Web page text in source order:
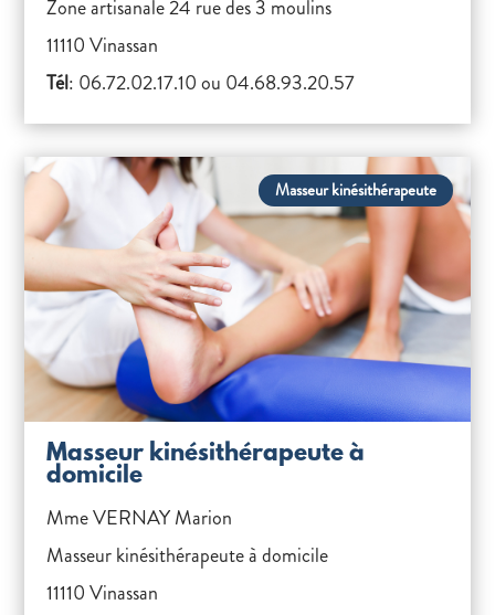
Zone artisanale 24 rue des 3 moulins
11110 Vinassan
Tél: 06.72.02.17.10 ou 04.68.93.20.57
Masseur kinésithérapeute
Masseur kinésithérapeute à
domicile
Mme VERNAY Marion
Masseur kinésithérapeute à domicile
11110 Vinassan